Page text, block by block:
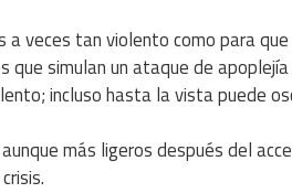
a veces tan violento como para
que simulan un ataque de
incluso hasta la vista puede
más ligeros después del